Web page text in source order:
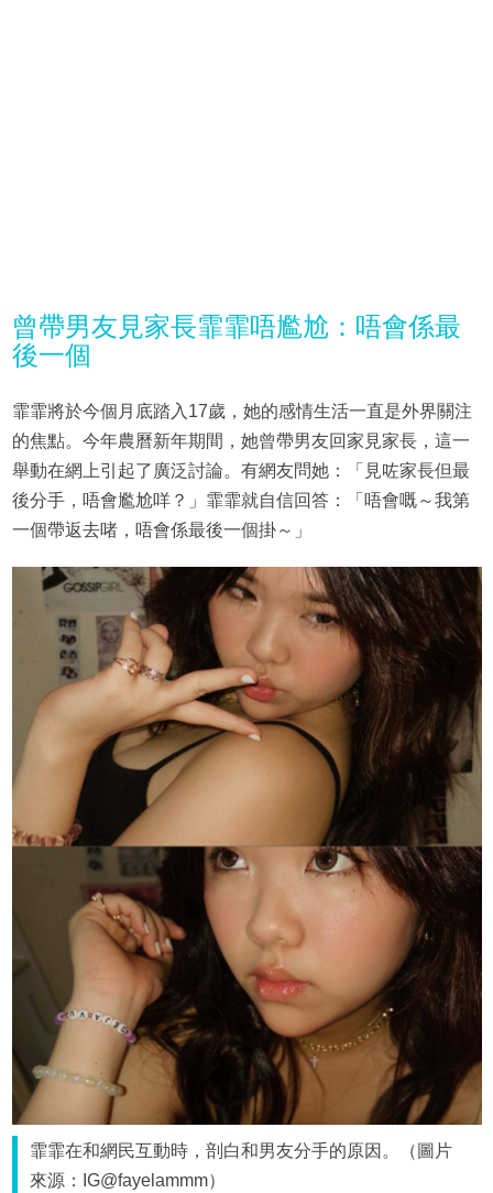
曾帶男友見家長霏霏唔尷尬：唔會係最
後一個
霏霏將於今個月底踏入17歲，她的感情生活一直是外界關注
的焦點。今年農曆新年期間，她曾帶男友回家見家長，這一
舉動在網上引起了廣泛討論。有網友問她：「見咗家長但最
後分手，唔會尷尬咩？」霏霏就自信回答：「唔會嘅～我第
一個帶返去啫，唔會係最後一個掛～」
霏霏在和網民互動時，剖白和男友分手的原因。（圖片
來源：IG@fayelammm）